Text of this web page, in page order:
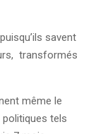
savent
transformés
même le
politiques tels